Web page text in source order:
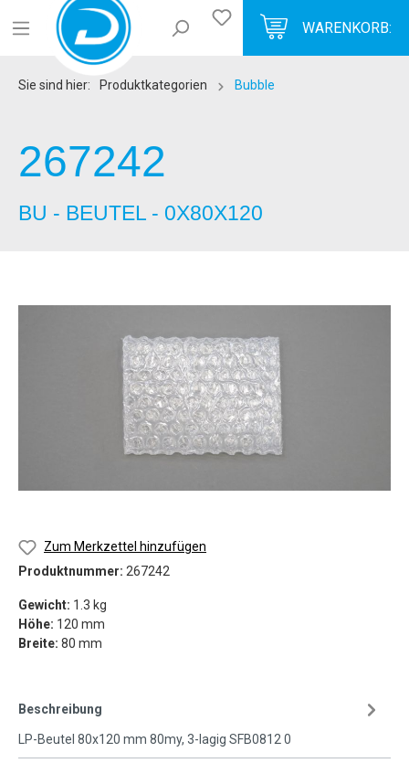
WARENKORB:
Sie sind hier: Produktkategorien Bubble
267242
BU - BEUTEL - 0X80X120
Zum Merkzettel hinzufügen
Produktnummer: 267242
Gewicht: 1.3 kg
Höhe: 120 mm
Breite: 80 mm
Beschreibung
LP-Beutel 80x120 mm 80my, 3-lagig SFB0812 0